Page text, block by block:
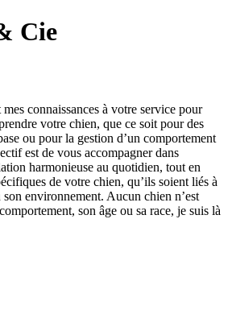
Cie
connaissances à votre service pour
votre chien, que ce soit pour des
ou pour la gestion d’un comportement
est de vous accompagner dans
harmonieuse au quotidien, tout en
de votre chien, qu’ils soient liés à
son environnement. Aucun chien n’est
son âge ou sa race, je suis là